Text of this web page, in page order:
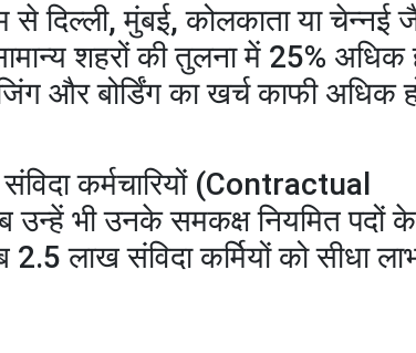
से दिल्ली, मुंबई, कोलकाता या चेन्नई
शहरों की तुलना में 25% अधिक
और बोर्डिंग का खर्च काफी अधिक
कर्मचारियों (Contractual
उन्हें भी उनके समकक्ष नियमित पदों
लाख संविदा कर्मियों को सीधा